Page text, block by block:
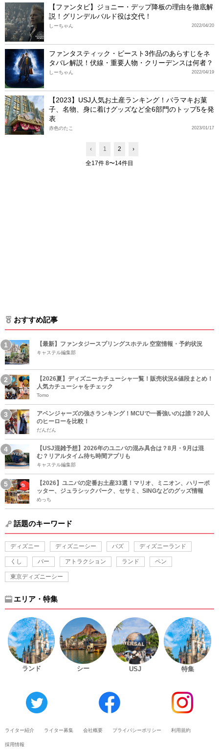
【ファンタビ】ジョニー・デップ降板の理由を徹底解
説！グリンデルバルド役は交代！
2022/04/20
しーちゃん
ファンタスティック・ビースト3作品のあらすじをネ
タバレ解説！伏線・重要人物・クリーデンスは何者？
2022/04/19
しーちゃん
【2023】USJ人気お土産ランキング！バラマキお菓
子、名物、身に着けグッズなど全6部門のトップ5を発
表
2023/01/17
赤色のたこ
‹ 1 2 ›
全17件 8〜14件目
おすすめ記事
【最新】ファンタジースプリングスホテル 空室情報・予約状況
キャステル編集部
【2026夏】ディズニーカチューシャ一覧！販売状況&値段まとめ！
人気カチューシャをチェック
Tomo
アベンジャーズの強さランキング！MCUで一番強いのは誰？20人
のヒーローを比較！
だんだん
【USJ混雑予想】2026年のユニバの混み具合は？8月・9月は混
む？リアルタイム待ち時間アプリも
キャステル編集部
【2026】ユニバの定番お土産33選！マリオ、ミニオン、ハリーポ
ッター、ジュラシックパーク、セサミ、SINGなどのグッズ情報
めっち
話題のキーワード
ディズニー ディズニーシー バズ ディズニーランド
くし バー アトラクション ランド ペン
東京ディズニーシー
エリア・特集
ランド シー USJ 特集
ライター紹介 ライター募集 会社概要 プライバシーポリシー 利用規約
採用情報